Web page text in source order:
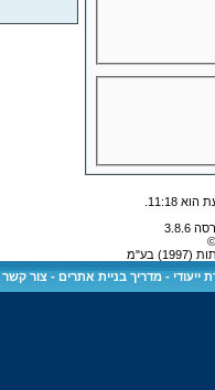
11:18
.
בע"מ
ייעודי -מדריך בניית אתרים -צור קשר